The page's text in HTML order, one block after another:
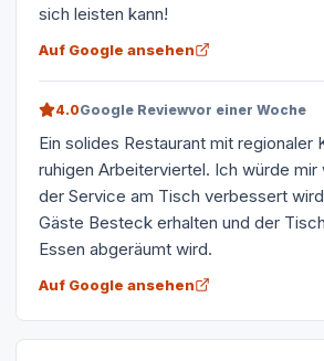
sich leisten kann!
Auf Google ansehen
4.0Google Reviewvor einer Woche
Ein solides Restaurant mit regionaler
ruhigen Arbeiterviertel. Ich würde mir
der Service am Tisch verbessert
Gäste Besteck erhalten und der
Essen abgeräumt wird.
Auf Google ansehen